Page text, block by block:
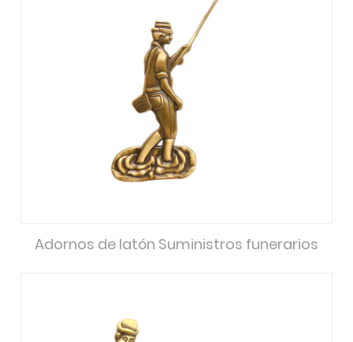
Adornos de latón Suministros funerarios